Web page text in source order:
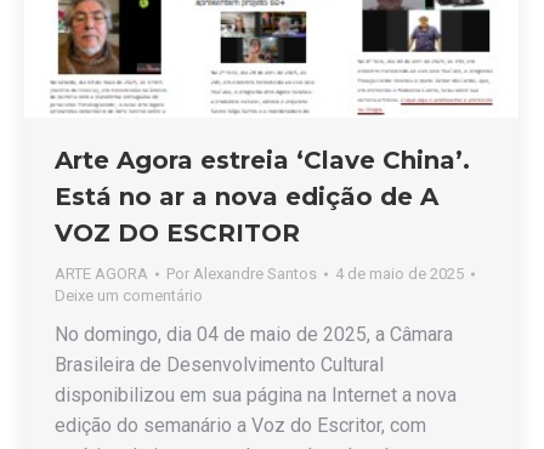
Arte Agora estreia ‘Clave China’.
Está no ar a nova edição de A
VOZ DO ESCRITOR
ARTE AGORA Por Alexandre Santos
4 de maio de 2025
Deixe um comentário
No domingo, dia 04 de maio de 2025, a Câmara
Brasileira de Desenvolvimento Cultural
disponibilizou em sua página na Internet a nova
edição do semanário a Voz do Escritor, com